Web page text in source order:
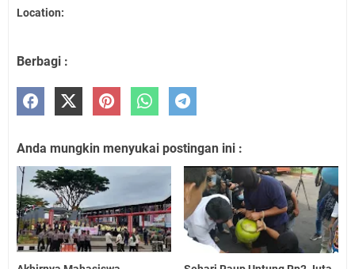
Location:
Berbagi :
Anda mungkin menyukai postingan ini :